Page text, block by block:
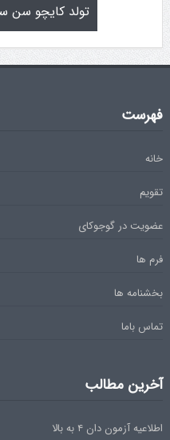
تولد کایچو سن
فهرست
خانه
تقویم
عضویت در گوجوکای
فرم ها
بخشنامه ها
تماس باما
آخرین مطالب
اطلاعیه آزمون دان ۴ به بالا